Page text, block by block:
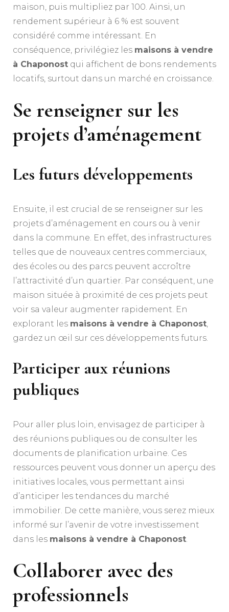
maison, puis multipliez par 100. Ainsi, un
rendement supérieur à 6 % est souvent
considéré comme intéressant. En
conséquence, privilégiez les maisons à vendre
à Chaponost qui affichent de bons rendements
locatifs, surtout dans un marché en croissance.
Se renseigner sur les
projets d’aménagement
Les futurs développements
Ensuite, il est crucial de se renseigner sur les
projets d’aménagement en cours ou à venir
dans la commune. En effet, des infrastructures
telles que de nouveaux centres commerciaux,
des écoles ou des parcs peuvent accroître
l’attractivité d’un quartier. Par conséquent, une
maison située à proximité de ces projets peut
voir sa valeur augmenter rapidement. En
explorant les maisons à vendre à Chaponost
gardez un œil sur ces développements futurs.
Participer aux réunions
publiques
Pour aller plus loin, envisagez de participer à
des réunions publiques ou de consulter les
documents de planification urbaine. Ces
ressources peuvent vous donner un aperçu des
initiatives locales, vous permettant ainsi
d’anticiper les tendances du marché
immobilier. De cette manière, vous serez mieux
informé sur l’avenir de votre investissement
dans les maisons à vendre à Chaponost
Collaborer avec des
professionnels